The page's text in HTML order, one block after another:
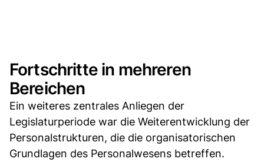
Fortschritte in mehreren
Bereichen
Ein weiteres zentrales Anliegen der
Legislaturperiode war die Weiterentwicklung der
Personalstrukturen, die die organisatorischen
Grundlagen des Personalwesens betreffen.